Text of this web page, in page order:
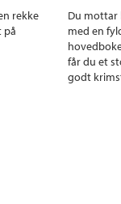
rekke
på
Du mottar
med en
får du et
godt